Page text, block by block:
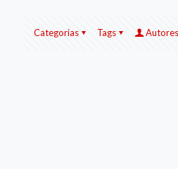
Categorias Tags Autores